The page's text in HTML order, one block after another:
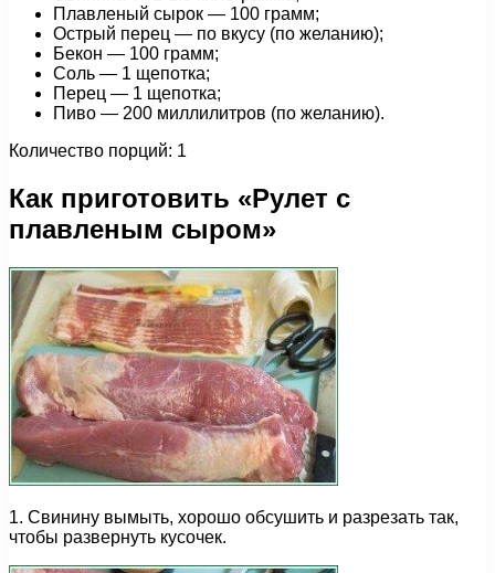
Плавленый сырок — 100 грамм;
Острый перец — по вкусу (по желанию);
Бекон — 100 грамм;
Соль — 1 щепотка;
Перец — 1 щепотка;
Пиво — 200 миллилитров (по желанию).
Количество порций: 1
Как приготовить «Рулет с
плавленым сыром»
1. Свинину вымыть, хорошо обсушить и разрезать так,
чтобы развернуть кусочек.